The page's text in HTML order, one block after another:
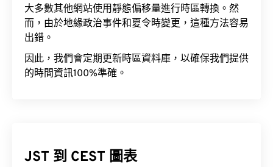
大多數其他網站使用靜態偏移量進行時區轉換。然
而，由於地緣政治事件和夏令時變更，這種方法容易
出錯。
因此，我們會定期更新時區資料庫，以確保我們提供
的時間資訊100%準確。
JST 到 CEST 圖表